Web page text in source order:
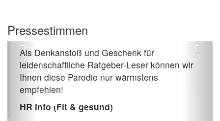
Pressestimmen
Als Denkanstoß und Geschenk für
leidenschaftliche Ratgeber-Leser können wir
Ihnen diese Parodie nur wärmstens
empfehlen!
HR info (Fit & gesund)